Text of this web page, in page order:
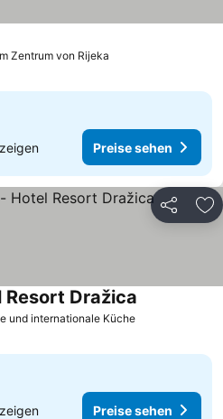
Zentrum von Rijeka
Preise sehen
Teilen
und internationale Küche
Dražica
Preise sehen